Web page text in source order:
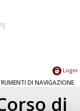
Login
DI NAVIGAZIONE
di